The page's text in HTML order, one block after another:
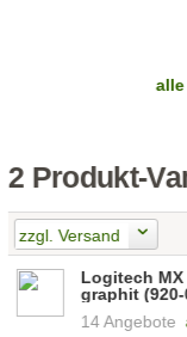
2 Produkt-
zzgl. Versand
Logitech MX
graphit (920-
14 Angebote